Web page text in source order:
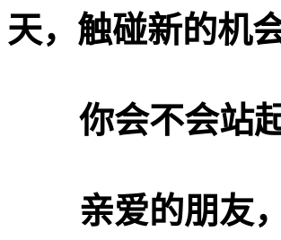
天，触碰新的机
你会不会站起
亲爱的朋友，